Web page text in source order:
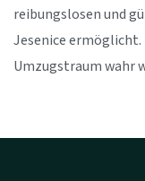
reibungslosen und
Jesenice ermöglicht.
Umzugstraum wahr